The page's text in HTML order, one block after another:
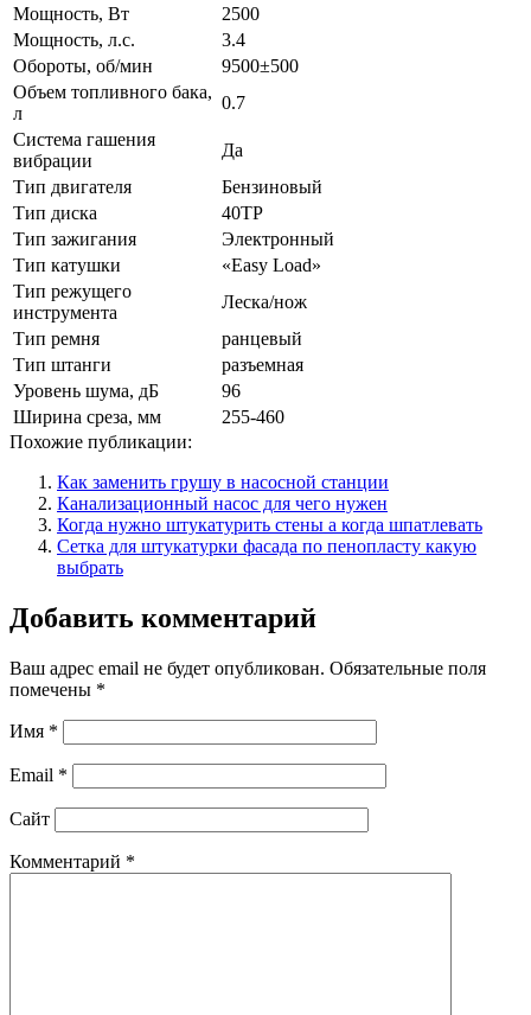
Мощность, Вт
2500
Мощность, л.с.
3.4
Обороты, об/мин
9500±500
Объем топливного бака,
л
0.7
Система гашения
вибрации
Да
Тип двигателя
Бензиновый
Тип диска
40ТР
Тип зажигания
Электронный
Тип катушки
«Easy Load»
Тип режущего
инструмента
Леска/нож
Тип ремня
ранцевый
Тип штанги
разъемная
Уровень шума, дБ
96
Ширина среза, мм
255-460
Похожие публикации:
Как заменить грушу в насосной станции
Канализационный насос для чего нужен
Когда нужно штукатурить стены а когда шпатлевать
Сетка для штукатурки фасада по пенопласту какую
выбрать
Добавить комментарий
Ваш адрес email не будет опубликован. Обязательные поля
помечены *
Имя *
Email *
Сайт
Комментарий *